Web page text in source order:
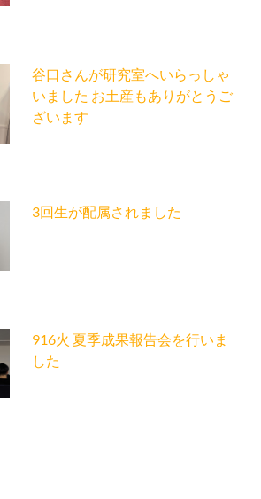
谷口さんが研究室へいらっしゃ
いました お土産もありがとうご
ざいます
3回生が配属されました
916火 夏季成果報告会を行いま
した